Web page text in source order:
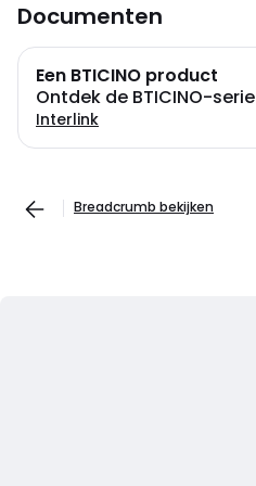
Documenten
Een BTICINO product
Ontdek de BTICINO-serie
Interlink
Breadcrumb bekijken